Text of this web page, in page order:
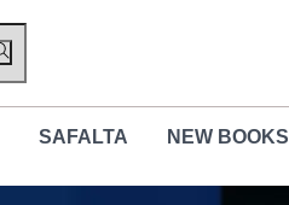
SAFALTA NEW BOOKS